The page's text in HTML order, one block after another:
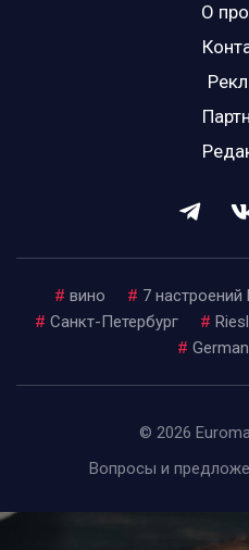
О
# вино # 7 настроений
# Санкт-Петербург #
#
© 2026
Вопросы и